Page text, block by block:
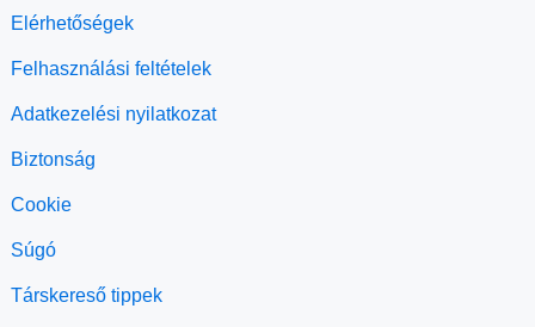
Elérhetőségek
Felhasználási feltételek
Adatkezelési nyilatkozat
Biztonság
Cookie
Súgó
Társkereső tippek